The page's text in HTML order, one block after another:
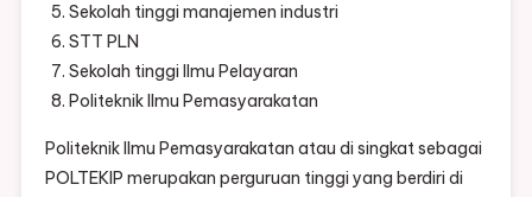
Sekolah tinggi manajemen industri
STT PLN
Sekolah tinggi Ilmu Pelayaran
Politeknik Ilmu Pemasyarakatan
Politeknik Ilmu Pemasyarakatan atau di singkat sebagai
POLTEKIP merupakan perguruan tinggi yang berdiri di